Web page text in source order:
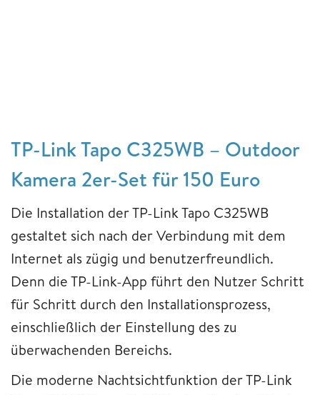
TP-Link Tapo C325WB – Outdoor
Kamera 2er-Set für 150 Euro
Die Installation der TP-Link Tapo C325WB
gestaltet sich nach der Verbindung mit dem
Internet als zügig und benutzerfreundlich.
Denn die TP-Link-App führt den Nutzer Schritt
für Schritt durch den Installationsprozess,
einschließlich der Einstellung des zu
überwachenden Bereichs.
Die moderne Nachtsichtfunktion der TP-Link